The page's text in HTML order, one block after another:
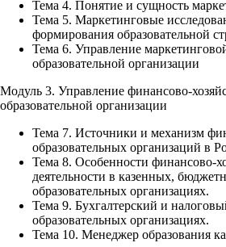
Тема 4. Понятие и сущность
Тема 5. Маркетинговые
формирования образовательной
Тема 6. Управление
образовательной организации
Модуль 3. Управление финансово-
образовательной организации
Тема 7. Источники и механизм
образовательных организаций в
Тема 8. Особенности финансово-
деятельности в казенных,
образовательных организациях.
Тема 9. Бухгалтерский и
образовательных организациях.
Тема 10. Менеджер образования